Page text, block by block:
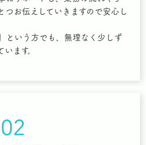
つお伝えしていきますので安心し
という方でも、無理なく少しず
ます。
02